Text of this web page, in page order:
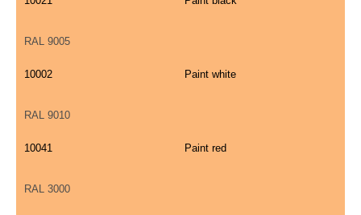
RAL 9005
10002 Paint white
RAL 9010
10041 Paint red
RAL 3000